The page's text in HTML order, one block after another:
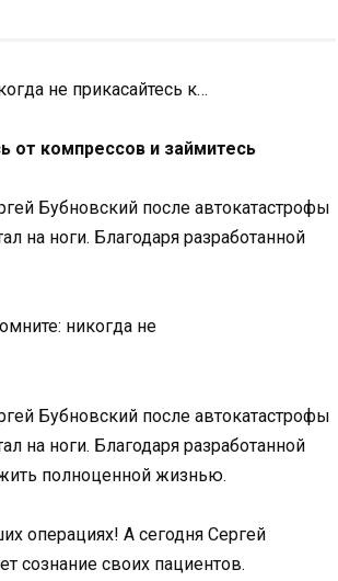
не прикасайтесь к…
от компрессов и займитесь
Бубновский после автокатастрофы
на ноги. Благодаря разработанной
Бубновский после автокатастрофы
на ноги. Благодаря разработанной
полноценной жизнью.
операциях! А сегодня Сергей
сознание своих пациентов.